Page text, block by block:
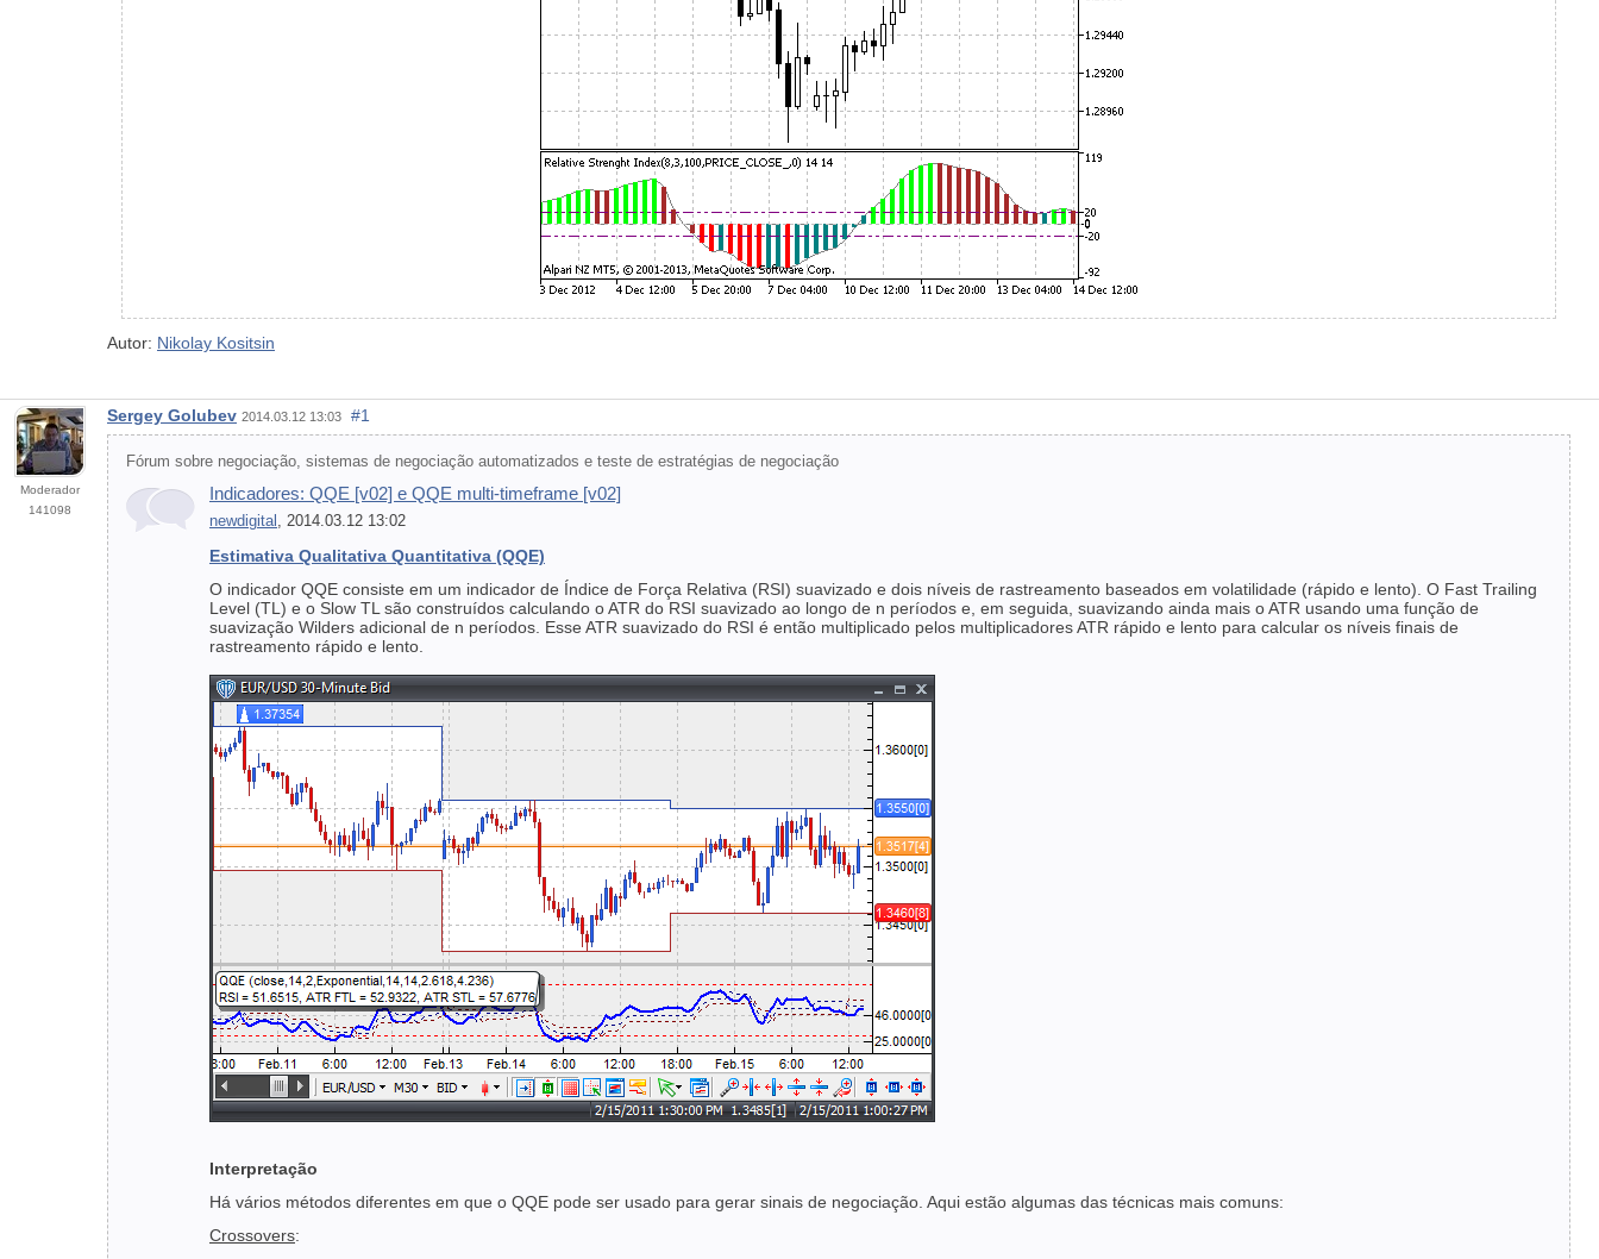
Autor: Nikolay Kositsin
Moderador
141098
Sergey Golubev 2014.03.12 13:03 #1
Fórum sobre negociação, sistemas de negociação automatizados e teste de estratégias de negociação
Indicadores: QQE [v02] e QQE multi-timeframe [v02]
newdigital , 2014.03.12 13:02
Estimativa Qualitativa Quantitativa (QQE)
O indicador QQE consiste em um indicador de Índice de Força Relativa (RSI) suavizado e dois níveis de rastreamento baseados em volatilidade (rápido e lento). O Fast Trailing
Level (TL) e o Slow TL são construídos calculando o ATR do RSI suavizado ao longo de n períodos e, em seguida, suavizando ainda mais o ATR usando uma função de
suavização Wilders adicional de n períodos. Esse ATR suavizado do RSI é então multiplicado pelos multiplicadores ATR rápido e lento para calcular os níveis finais de
rastreamento rápido e lento.
Interpretação
Há vários métodos diferentes em que o QQE pode ser usado para gerar sinais de negociação. Aqui estão algumas das técnicas mais comuns:
Crossovers: